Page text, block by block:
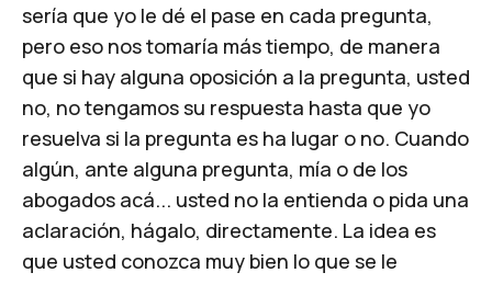
sería que yo le dé el pase en cada pregunta,
pero eso nos tomaría más tiempo, de manera
que si hay alguna oposición a la pregunta, usted
no, no tengamos su respuesta hasta que yo
resuelva si la pregunta es ha lugar o no. Cuando
algún, ante alguna pregunta, mía o de los
abogados acá... usted no la entienda o pida una
aclaración, hágalo, directamente. La idea es
que usted conozca muy bien lo que se le